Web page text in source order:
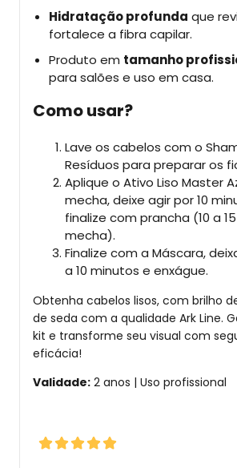
Hidratação profunda que
fortalece a fibra capilar.
Produto em tamanho
para salões e uso em casa.
Como usar?
Lave os cabelos com o
Resíduos para preparar os
Aplique o Ativo Liso Master
mecha, deixe agir por 10
finalize com prancha (10 a
mecha).
Finalize com a Máscara,
a 10 minutos e enxágue.
Obtenha cabelos lisos, com brilho
de seda com a qualidade Ark Line.
kit e transforme seu visual com
eficácia!
Validade: 2 anos | Uso profissional